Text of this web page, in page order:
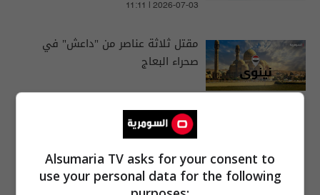
11:11 | 2026-07-03
مقتل ثلاثة عناصر من "داعش" في
صحراء البعاج
Alsumaria TV asks for your consent to
use your personal data for the following